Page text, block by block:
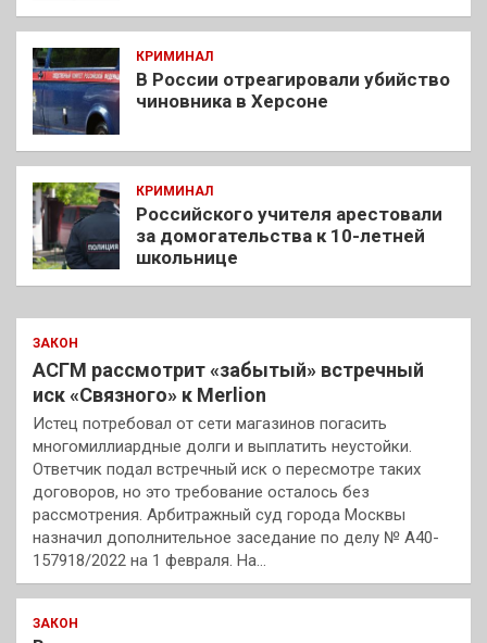
КРИМИНАЛ
В России отреагировали убийство
чиновника в Херсоне
КРИМИНАЛ
Российского учителя арестовали
за домогательства к 10-летней
школьнице
ЗАКОН
АСГМ рассмотрит «забытый» встречный
иск «Связного» к Merlion
Истец потребовал от сети магазинов погасить
многомиллиардные долги и выплатить неустойки.
Ответчик подал встречный иск о пересмотре таких
договоров, но это требование осталось без
рассмотрения. Арбитражный суд города Москвы
назначил дополнительное заседание по делу № А40-
157918/2022 на 1 февраля. На…
ЗАКОН